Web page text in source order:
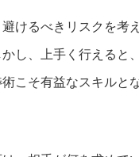
けるべきリスクを考
し、上手く行える
こそ有益なスキル